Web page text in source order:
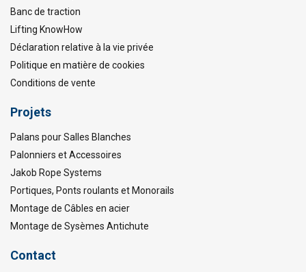
Banc de traction
Lifting KnowHow
Déclaration relative à la vie privée
Politique en matière de cookies
Conditions de vente
Projets
Palans pour Salles Blanches
Palonniers et Accessoires
Jakob Rope Systems
Portiques, Ponts roulants et Monorails
Montage de Câbles en acier
Montage de Sysèmes Antichute
Contact